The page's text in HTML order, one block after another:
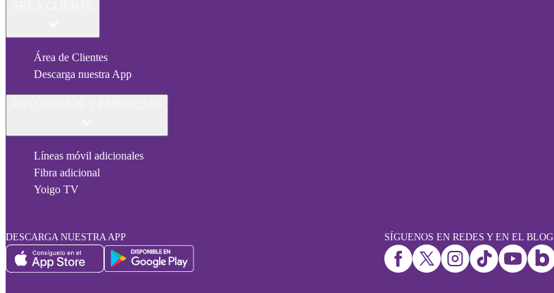
Área de Clientes
Descarga nuestra App
Líneas móvil adicionales
Fibra adicional
Yoigo TV
DESCARGA NUESTRA APP SÍGUENOS EN REDES Y EN EL BLOG